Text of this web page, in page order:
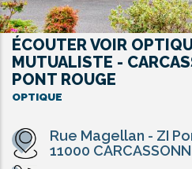
ÉCOUTER VOIR
MUTUALISTE -
PONT ROUGE
OPTIQUE
Rue Magellan - ZI
11000